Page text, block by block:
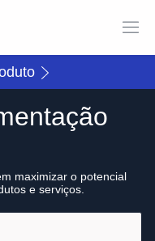
maximizar o potencial
e serviços.